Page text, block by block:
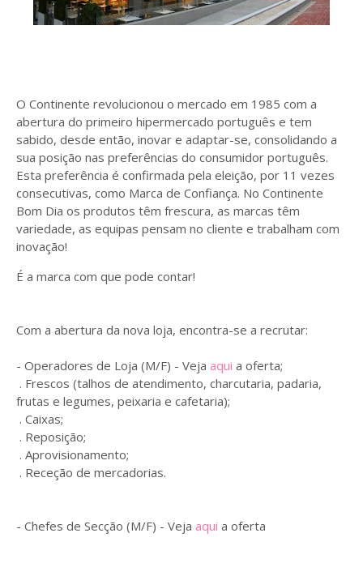
O Continente revolucionou o mercado em 1985 com a
abertura do primeiro hipermercado português e tem
sabido, desde então, inovar e adaptar-se, consolidando a
sua posição nas preferências do consumidor português.
Esta preferência é confirmada pela eleição, por 11 vezes
consecutivas, como Marca de Confiança. No Continente
Bom Dia os produtos têm frescura, as marcas têm
variedade, as equipas pensam no cliente e trabalham com
inovação!
É a marca com que pode contar!
Com a abertura da nova loja, encontra-se a recrutar:
- Operadores de Loja (M/F) - Veja aqui a oferta;
. Frescos (talhos de atendimento, charcutaria, padaria,
frutas e legumes, peixaria e cafetaria);
. Caixas;
. Reposição;
. Aprovisionamento;
. Receção de mercadorias.
- Chefes de Secção (M/F) - Veja aqui a oferta